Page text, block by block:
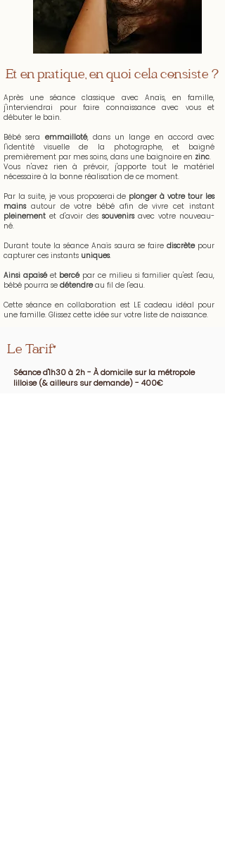
Et en pratique, en quoi cela consiste ?
Après une séance classique avec Anaïs, en famille,
j'interviendrai pour faire connaissance avec vous et
débuter le bain.
Bébé sera emmailloté, dans un lange en accord avec
l'identité visuelle de la photographe, et baigné
premièrement par mes soins, dans une baignoire en zinc.
Vous n'avez rien à prévoir, j'apporte tout le matériel
nécessaire à la bonne réalisation de ce moment.
Par la suite, je vous proposerai de plonger à votre tour les
mainsautour de votre bébé afin de vivre cet instant
pleinement et d'avoir des souvenirs avec votre nouveau-
né.
Durant toute la séance Anaïs saura se faire discrète pour
capturer ces instants uniques.
Ainsi apaisé et bercé par ce milieu si familier qu'est l'eau,
bébé pourra se détendreau fil de l'eau.
Cette séance en collaboration est LE cadeau idéal pour
une famille. Glissez cette idée sur votre liste de naissance.
Le Tarif*
Séance d'1h30 à 2h - À domicile sur la métropole
lilloise (& ailleurs sur demande) - 400€